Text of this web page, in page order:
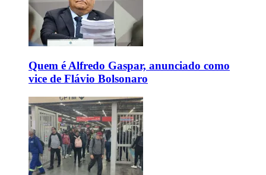
Quem é Alfredo Gaspar, anunciado como
vice de Flávio Bolsonaro